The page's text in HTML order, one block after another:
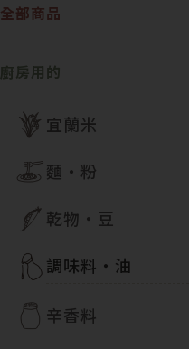
全部商品
廚房用的
宜蘭米
麵・粉
乾物・豆
調味料・油
辛香料